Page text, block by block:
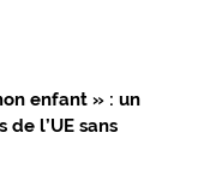
enfant » : un
l’UE sans